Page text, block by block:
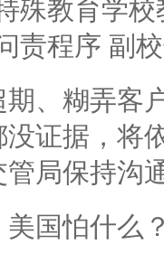
殊教育学
责程序 副
、糊弄客
证据，将
管局保持沟
国怕什么